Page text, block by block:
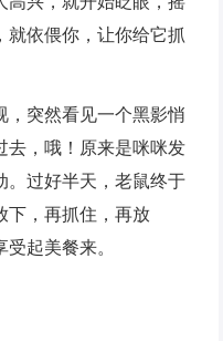
依偎你，让你给它抓
突然看见一个黑影悄
去，哦！原来是咪咪发
。过好半天，老鼠终于
下，再抓住，再放
起美餐来。